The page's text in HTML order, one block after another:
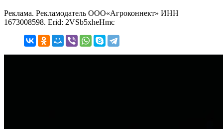
Реклама. Рекламодатель ООО«Агроконнект» ИНН
1673008598. Erid: 2VSb5xheHmc